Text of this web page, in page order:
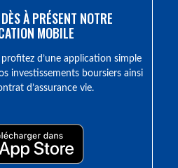
À PRÉSENT NOTRE
MOBILE
d’une application simple
investissements boursiers ainsi
d’assurance vie.